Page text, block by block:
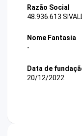
Razão Social
48.936.613
Nome Fantasia
-
Data de
20/12/2022